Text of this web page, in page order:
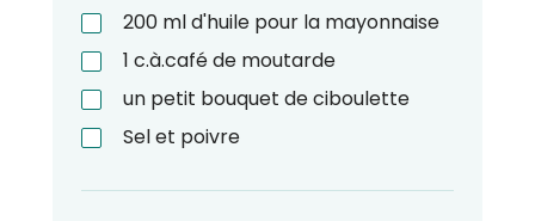
200 mld'huile pour la mayonnaise
1 c.à.caféde moutarde
un petit bouquet de ciboulette
Sel et poivre